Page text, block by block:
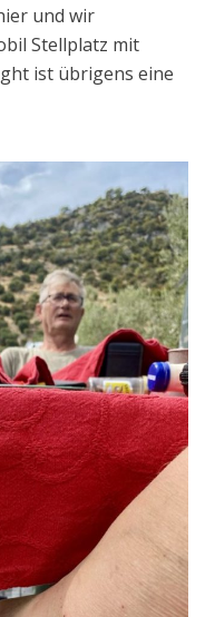
und wir
Stellplatz mit
ist übrigens eine